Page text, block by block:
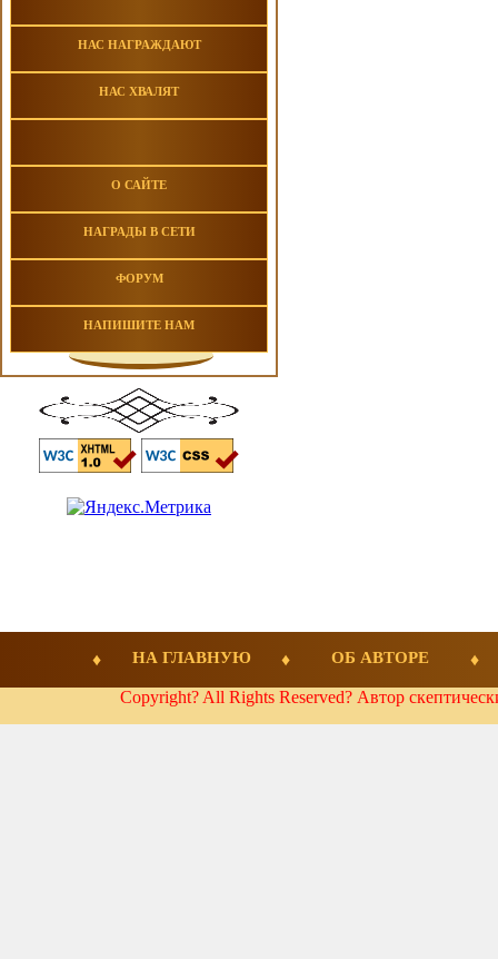
НАС НАГРАЖДАЮТ
НАС ХВАЛЯТ
О САЙТЕ
НАГРАДЫ В СЕТИ
ФОРУМ
НАПИШИТЕ НАМ
НА ГЛАВНУЮ ОБ АВТОРЕ
Copyright? All Rights Reserved? Автор